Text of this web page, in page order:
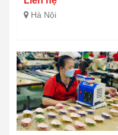
Hà Nội